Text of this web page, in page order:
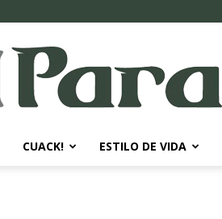
CUACK! ESTILO DE VIDA